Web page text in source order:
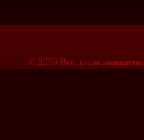
© 2009 Все права защищены